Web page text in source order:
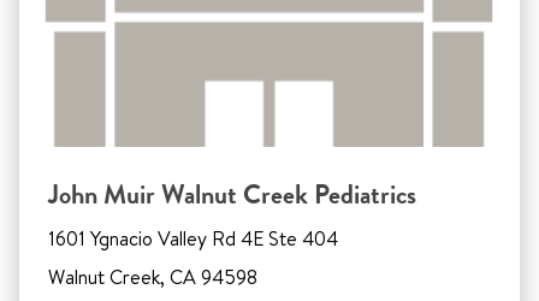
John Muir Walnut Creek Pediatrics
1601 Ygnacio Valley Rd 4E Ste 404
Walnut Creek, CA 94598